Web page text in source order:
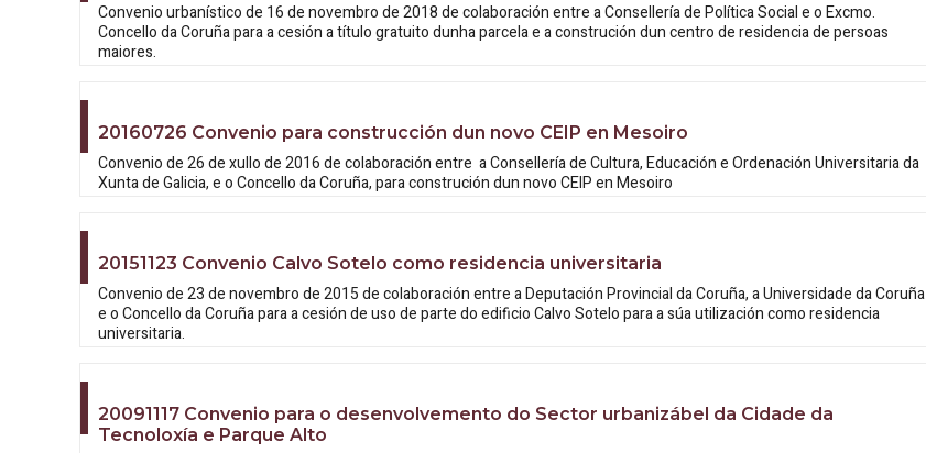
Convenio urbanístico de 16 de novembro de 2018 de colaboración entre a Consellería de Política Social e o Excmo.
Concello da Coruña para a cesión a título gratuito dunha parcela e a construción dun centro de residencia de persoas
maiores.
20160726 Convenio para construcción dun novo CEIP en Mesoiro
Convenio de 26 de xullo de 2016 de colaboración entre a Consellería de Cultura, Educación e Ordenación Universitaria da
Xunta de Galicia, e o Concello da Coruña, para construción dun novo CEIP en Mesoiro
20151123 Convenio Calvo Sotelo como residencia universitaria
Convenio de 23 de novembro de 2015 de colaboración entre a Deputación Provincial da Coruña, a Universidade da Coruña
e o Concello da Coruña para a cesión de uso de parte do edificio Calvo Sotelo para a súa utilización como residencia
universitaria.
20091117 Convenio para o desenvolvemento do Sector urbanizábel da Cidade da
Tecnoloxía e Parque Alto